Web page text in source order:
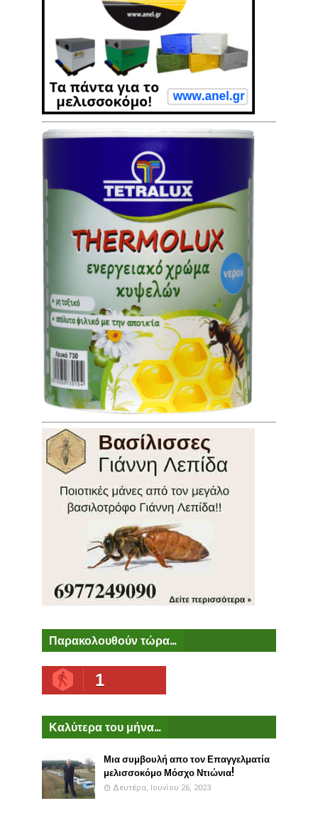
Παρακολουθούν τώρα...
1
Καλύτερα του μήνα...
Μια συμβουλή απο τον Επαγγελματία
μελισσοκόμο Μόσχο Ντιώνια!
Δευτέρα, Ιουνίου 26, 2023